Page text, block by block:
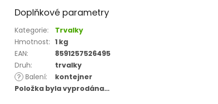
Doplňkové parametry
Kategorie:
Trvalky
Hmotnost: 1 kg
EAN:
8591257526495
Druh:
trvalky
? Balení:
kontejner
Položka byla vyprodána…